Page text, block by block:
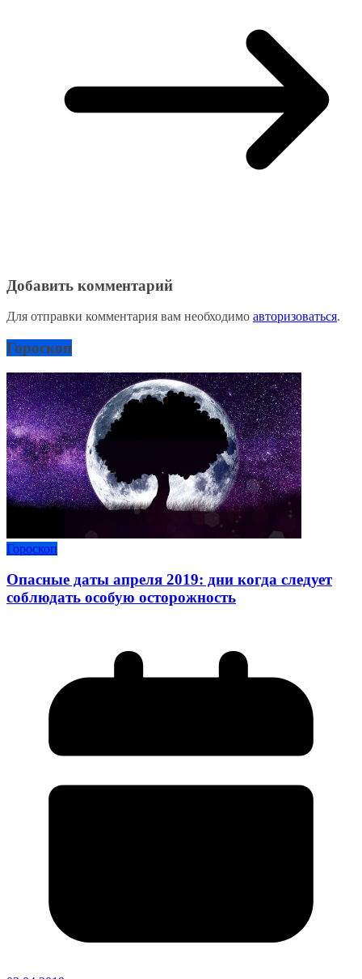
Добавить комментарий
Для отправки комментария вам необходимо авторизоваться.
Гороскоп
Гороскоп
Опасные даты апреля 2019: дни когда следует
соблюдать особую осторожность